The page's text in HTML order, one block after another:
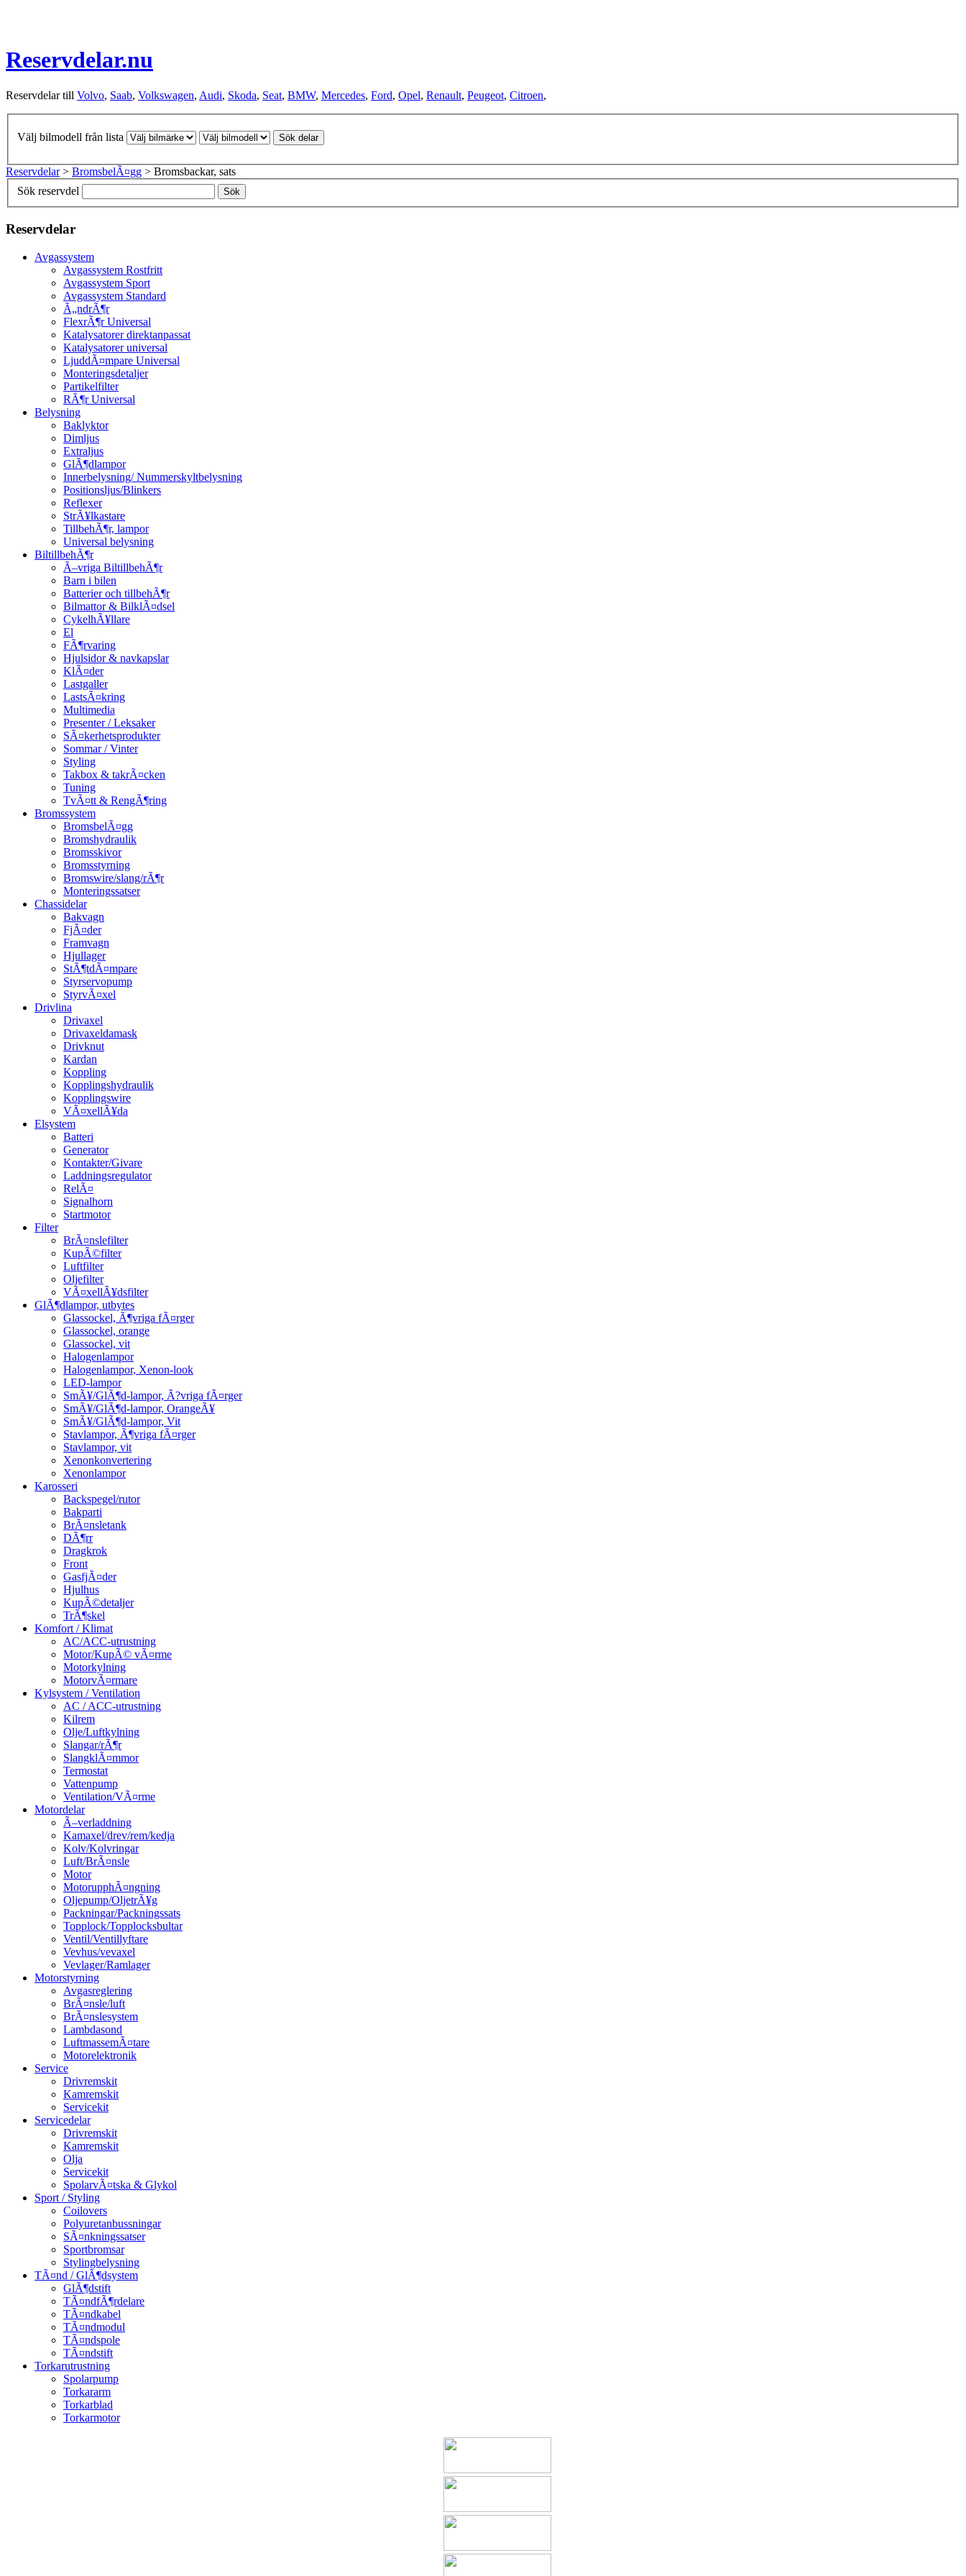
Reservdelar.nu
Reservdelar till Volvo, Saab, Volkswagen, Audi, Skoda, Seat, BMW, Mercedes, Ford, Opel, Renault, Peugeot, Citroen,
Välj bilmodell från lista Sök delar
Reservdelar> BromsbelÃ¤gg > Bromsbackar, sats
Sök reservdel
Sök
Reservdelar
Avgassystem
Avgassystem Rostfritt
Avgassystem Sport
Avgassystem Standard
Ã„ndrÃ¶r
FlexrÃ¶r Universal
Katalysatorer direktanpassat
Katalysatorer universal
LjuddÃ¤mpare Universal
Monteringsdetaljer
Partikelfilter
RÃ¶r Universal
Belysning
Baklyktor
Dimljus
Extraljus
GlÃ¶dlampor
Innerbelysning/ Nummerskyltbelysning
Positionsljus/Blinkers
Reflexer
StrÃ¥lkastare
TillbehÃ¶r, lampor
Universal belysning
BiltillbehÃ¶r
Ã–vriga BiltillbehÃ¶r
Barn i bilen
Batterier och tillbehÃ¶r
Bilmattor & BilklÃ¤dsel
CykelhÃ¥llare
El
FÃ¶rvaring
Hjulsidor & navkapslar
KlÃ¤der
Lastgaller
LastsÃ¤kring
Multimedia
Presenter / Leksaker
SÃ¤kerhetsprodukter
Sommar / Vinter
Styling
Takbox & takrÃ¤cken
Tuning
TvÃ¤tt & RengÃ¶ring
Bromssystem
BromsbelÃ¤gg
Bromshydraulik
Bromsskivor
Bromsstyrning
Bromswire/slang/rÃ¶r
Monteringssatser
Chassidelar
Bakvagn
FjÃ¤der
Framvagn
Hjullager
StÃ¶tdÃ¤mpare
Styrservopump
StyrvÃ¤xel
Drivlina
Drivaxel
Drivaxeldamask
Drivknut
Kardan
Koppling
Kopplingshydraulik
Kopplingswire
VÃ¤xellÃ¥da
Elsystem
Batteri
Generator
Kontakter/Givare
Laddningsregulator
RelÃ¤
Signalhorn
Startmotor
Filter
BrÃ¤nslefilter
KupÃ©filter
Luftfilter
Oljefilter
VÃ¤xellÃ¥dsfilter
GlÃ¶dlampor, utbytes
Glassockel, Ã¶vriga fÃ¤rger
Glassockel, orange
Glassockel, vit
Halogenlampor
Halogenlampor, Xenon-look
LED-lampor
SmÃ¥/GlÃ¶d-lampor, Ã?vriga fÃ¤rger
SmÃ¥/GlÃ¶d-lampor, OrangeÃ¥
SmÃ¥/GlÃ¶d-lampor, Vit
Stavlampor, Ã¶vriga fÃ¤rger
Stavlampor, vit
Xenonkonvertering
Xenonlampor
Karosseri
Backspegel/rutor
Bakparti
BrÃ¤nsletank
DÃ¶rr
Dragkrok
Front
GasfjÃ¤der
Hjulhus
KupÃ©detaljer
TrÃ¶skel
Komfort / Klimat
AC/ACC-utrustning
Motor/KupÃ© vÃ¤rme
Motorkylning
MotorvÃ¤rmare
Kylsystem / Ventilation
AC / ACC-utrustning
Kilrem
Olje/Luftkylning
Slangar/rÃ¶r
SlangklÃ¤mmor
Termostat
Vattenpump
Ventilation/VÃ¤rme
Motordelar
Ã–verladdning
Kamaxel/drev/rem/kedja
Kolv/Kolvringar
Luft/BrÃ¤nsle
Motor
MotorupphÃ¤ngning
Oljepump/OljetrÃ¥g
Packningar/Packningssats
Topplock/Topplocksbultar
Ventil/Ventillyftare
Vevhus/vevaxel
Vevlager/Ramlager
Motorstyrning
Avgasreglering
BrÃ¤nsle/luft
BrÃ¤nslesystem
Lambdasond
LuftmassemÃ¤tare
Motorelektronik
Service
Drivremskit
Kamremskit
Servicekit
Servicedelar
Drivremskit
Kamremskit
Olja
Servicekit
SpolarvÃ¤tska & Glykol
Sport / Styling
Coilovers
Polyuretanbussningar
SÃ¤nkningssatser
Sportbromsar
Stylingbelysning
TÃ¤nd / GlÃ¶dsystem
GlÃ¶dstift
TÃ¤ndfÃ¶rdelare
TÃ¤ndkabel
TÃ¤ndmodul
TÃ¤ndspole
TÃ¤ndstift
Torkarutrustning
Spolarpump
Torkararm
Torkarblad
Torkarmotor